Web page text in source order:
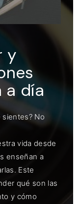
y
a día
No
vida desde
enseñan a
Este
qué son las
y cómo